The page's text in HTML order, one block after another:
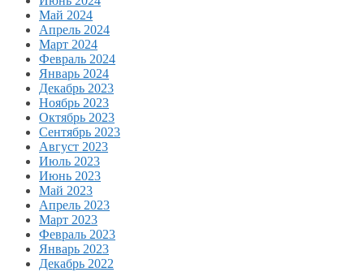
Май 2024
Апрель 2024
Март 2024
Февраль 2024
Январь 2024
Декабрь 2023
Ноябрь 2023
Октябрь 2023
Сентябрь 2023
Август 2023
Июль 2023
Июнь 2023
Май 2023
Апрель 2023
Март 2023
Февраль 2023
Январь 2023
Декабрь 2022